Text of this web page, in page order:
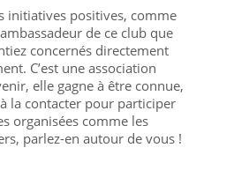
initiatives positives, comme
de ce club que
concernés directement
C’est une association
elle gagne à être connue,
à la contacter pour participer
organisées comme les
parlez-en autour de vous !